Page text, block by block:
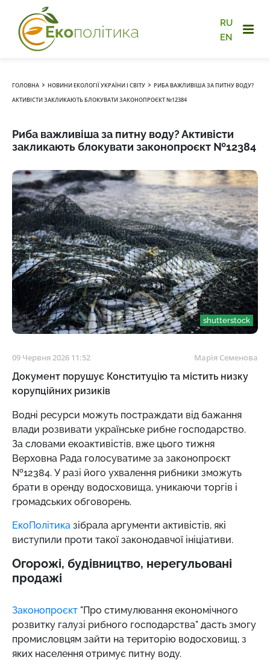
RU
EN
ГОЛОВНА › НОВИНИ ЕКОЛОГІЇ УКРАЇНИ І СВІТУ › РИБА ВАЖЛИВІША ЗА ПИТНУ ВОДУ?
АКТИВІСТИ ЗАКЛИКАЮТЬ БЛОКУВАТИ ЗАКОНОПРОЄКТ №12384
Риба важливіша за питну воду? Активісти
закликають блокувати законопроєкт №12384
shutterstock
09 Червня 2026 11:52 Марія Семенова
Документ порушує Конституцію та містить низку
корупційних ризиків
Водні ресурси можуть постраждати від бажання
влади розвивати українське рибне господарство.
За словами екоактивістів, вже цього тижня
Верховна Рада голосуватиме за законопроєкт
№12384. У разі його ухвалення рибники зможуть
брати в оренду водосховища, уникаючи торгів і
громадських обговорень.
ЕкоПолітика зібрала аргументи активістів, які
виступили проти такої законодавчої ініціативи.
Огорожі, будівництво, нерегульовані
продажі
Законопроєкт "Про стимулювання економічного
розвитку галузі рибного господарства" дасть змогу
промисловцям зайти на територію водосховищ, з
яких населення отримує питну воду.